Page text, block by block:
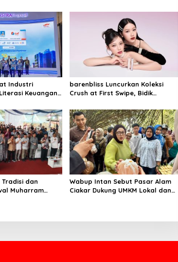
Industri
Keuangan
barenbliss Luncurkan Koleksi
Crush at First Swipe, Bidik
dengan Inovasi Transferproof
dan Clean Beauty
Tradisi dan
Muharram
Wabup Intan Sebut Pasar Alam
Ciakar Dukung UMKM Lokal dan